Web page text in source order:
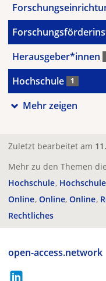
Herausgeber*innen
Hochschule 1
Mehr zeigen
Zuletzt bearbeitet am
Mehr zu den Themen
Hochschule
Online Online Online
Rechtliches
open-access.network